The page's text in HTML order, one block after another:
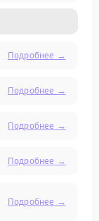
Подробнее →
Подробнее →
Подробнее →
Подробнее →
Подробнее →